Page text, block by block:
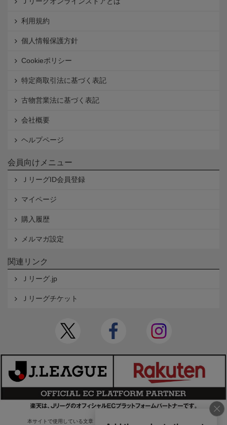
利用規約
個人情報保護方針
Cookieポリシー
特定商取引法に基づく表記
古物営業法に基づく表記
会社概要
ヘルプページ
会員向けメニュー
ＪリーグID会員登録
マイページ
購入履歴
メルマガ設定
関連リンク
Ｊリーグ.jp
Ｊリーグチケット
本サイトで使用している文章・画像等の無断での複製・転載を禁止します。